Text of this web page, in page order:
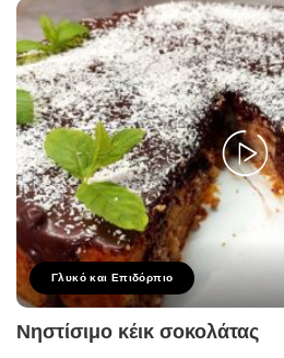
Γλυκό και Επιδόρπιο
Νηστίσιμο κέικ σοκολάτας